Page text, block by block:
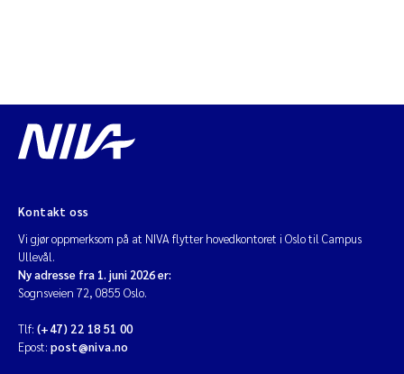
Kontakt oss
Vi gjør oppmerksom på at NIVA flytter hovedkontoret i Oslo til Campus
Ullevål.
Ny adresse fra 1. juni 2026 er:
Sognsveien 72, 0855 Oslo.
Tlf: (+47) 22 18 51 00
Epost: post@niva.no